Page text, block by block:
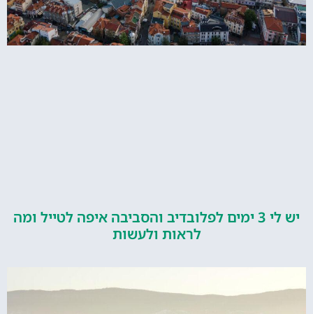
יש לי 3 ימים לפלובדיב והסביבה איפה לטייל ומה
לראות ולעשות